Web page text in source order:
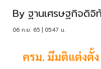
By ฐานเศรษฐกิจดิจิ
06 ก.ย. 65 | 05:47 น.
ครม. มีมติแต่งตั้